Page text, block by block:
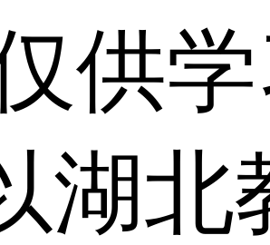
供
湖北